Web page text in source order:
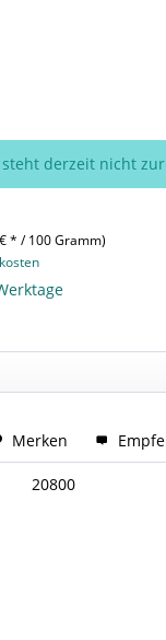
derzeit nicht
* / 100 Gramm)
Merken
20800